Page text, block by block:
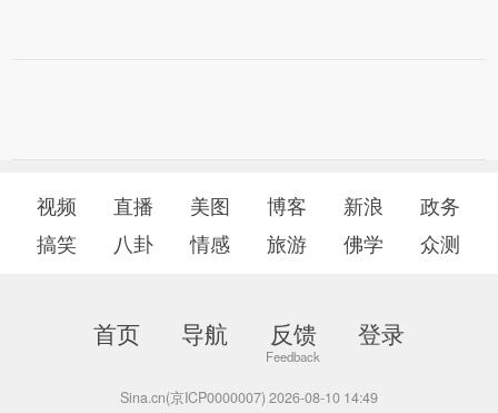
视频 直播 美图 博客 新浪
政务
搞笑
八卦 情感 旅游 佛学 众测
首页 导航 反馈 登录
Sina.cn(京ICP0000007) 2026-08-10 14:49